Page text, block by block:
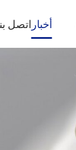
أخبار اتصل